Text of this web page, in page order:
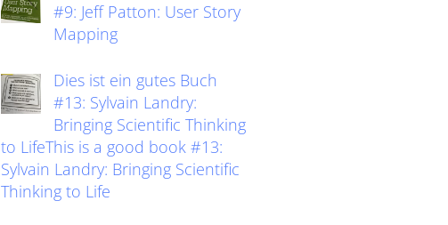
#9: Jeff Patton: User Story
Mapping
Dies ist ein gutes Buch
#13: Sylvain Landry:
Bringing Scientific Thinking
to LifeThis is a good book #13:
Sylvain Landry: Bringing Scientific
Thinking to Life